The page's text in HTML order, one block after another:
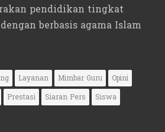
pendidikan tingkat
berbasis agama Islam
Layanan Mimbar Guru
Opini
Prestasi Siaran Pers
Siswa